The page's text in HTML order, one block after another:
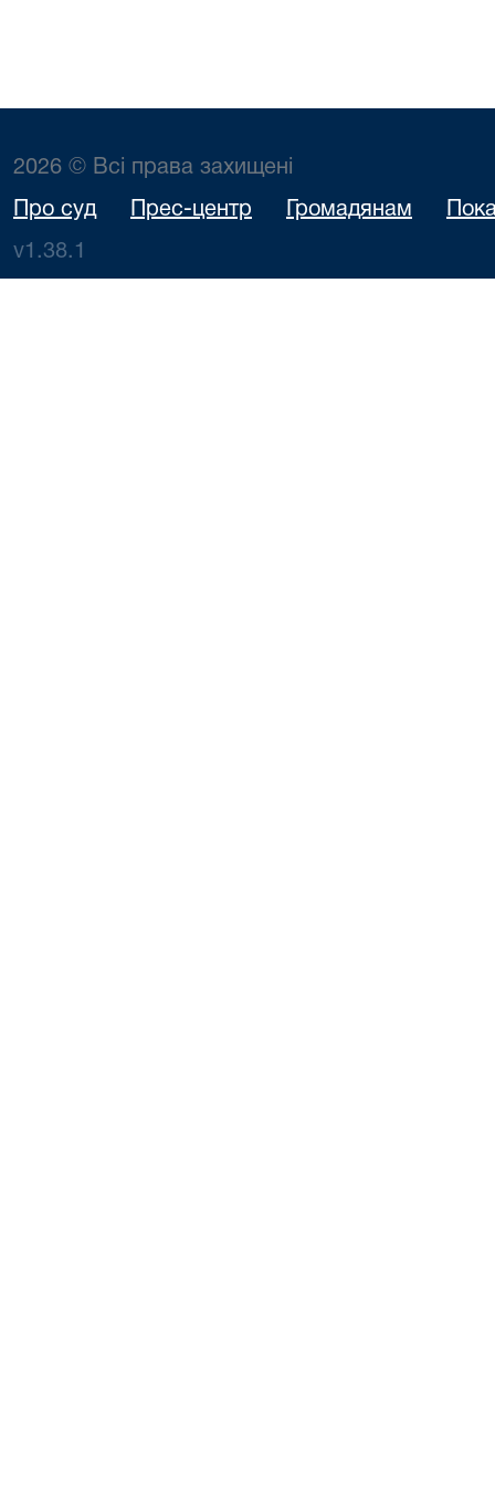
2026 © Всі права захищені
Про суд Прес-центр Громадянам
v1.38.1